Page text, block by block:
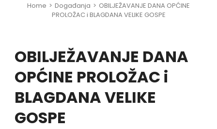
Home > Događanja > OBILJEŽAVANJE DANA OPĆINE
PROLOŽAC i BLAGDANA VELIKE GOSPE
OBILJEŽAVANJE DANA
OPĆINE PROLOŽAC i
BLAGDANA VELIKE
GOSPE